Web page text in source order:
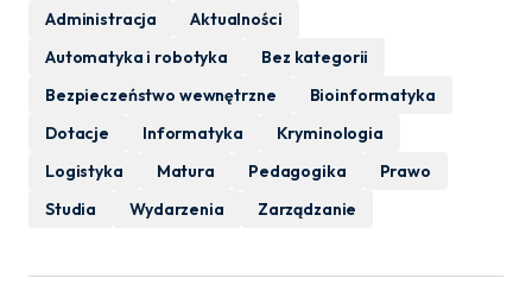
Administracja
Aktualności
Automatyka i robotyka
Bez kategorii
Bezpieczeństwo wewnętrzne
Bioinformatyka
Dotacje
Informatyka
Kryminologia
Logistyka
Matura Pedagogika
Prawo
Studia
Wydarzenia Zarządzanie